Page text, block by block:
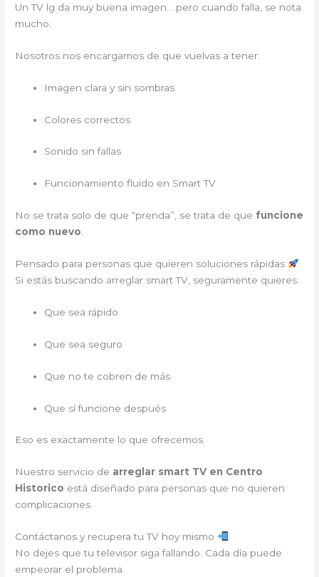
Un TV lg da muy buena imagen… pero cuando falla, se nota
mucho.
Nosotros nos encargamos de que vuelvas a tener:
Imagen clara y sin sombras
Colores correctos
Sonido sin fallas
Funcionamiento fluido en Smart TV
No se trata solo de que “prenda”, se trata de que funcione
como nuevo
Pensado para personas que quieren soluciones rápidas
Si estás buscando arreglar smart TV, seguramente quieres:
Que sea rápido
Que sea seguro
Que no te cobren de más
Que sí funcione después
Eso es exactamente lo que ofrecemos.
Nuestro servicio de arreglar smart TV en Centro
Historico está diseñado para personas que no quieren
complicaciones.
Contáctanos y recupera tu TV hoy mismo
No dejes que tu televisor siga fallando. Cada día puede
empeorar el problema.